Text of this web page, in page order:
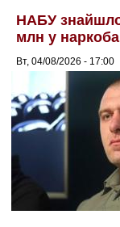
НАБУ
млн у
Вт, 04/08/2026 - 17:00